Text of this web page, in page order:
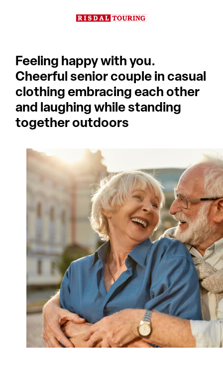
Feeling happy with you.
Cheerful senior couple in casual
clothing embracing each other
and laughing while standing
together outdoors